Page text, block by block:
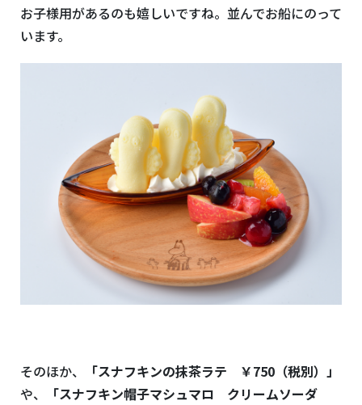
お子様用があるのも嬉しいですね。並んでお船にのって
います。
そのほか、
「スナフキンの抹茶ラテ ￥750（税別）」
や、
「スナフキン帽子マシュマロ クリームソーダ